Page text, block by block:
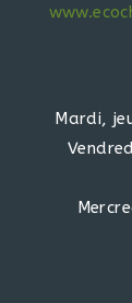
Mardi,